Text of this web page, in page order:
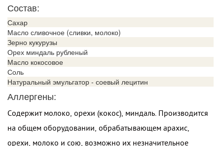
Состав:
Сахар
Масло сливочное (сливки, молоко)
Зерно кукурузы
Орех миндаль рубленый
Масло кокосовое
Соль
Натуральный эмульгатор - соевый лецитин
Аллергены:
Содержит молоко, орехи (кокос), миндаль. Производится
на общем оборудовании, обрабатывающем арахис,
орехи, молоко и сою, возможно их незначительное